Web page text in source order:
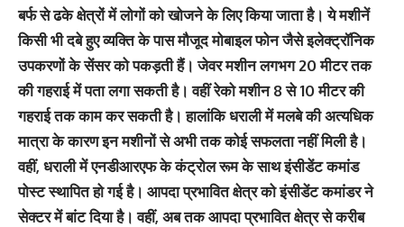
बर्फ से ढके क्षेत्रों में लोगों को खोजने के लिए किया जाता है। ये मशीनें
किसी भी दबे हुए व्यक्ति के पास मौजूद मोबाइल फोन जैसे इलेक्ट्रॉनिक
उपकरणों के सेंसर को पकड़ती हैं। जेवर मशीन लगभग 20 मीटर तक
की गहराई में पता लगा सकती है। वहीं रेको मशीन 8 से 10 मीटर की
गहराई तक काम कर सकती है। हालांकि धराली में मलबे की अत्यधिक
मात्रा के कारण इन मशीनों से अभी तक कोई सफलता नहीं मिली है।
वहीं, धराली में एनडीआरएफ के कंट्रोल रूम के साथ इंसीडेंट कमांड
पोस्ट स्थापित हो गई है। आपदा प्रभावित क्षेत्र को इंसीडेंट कमांडर ने
सेक्टर में बांट दिया है। वहीं, अब तक आपदा प्रभावित क्षेत्र से करीब